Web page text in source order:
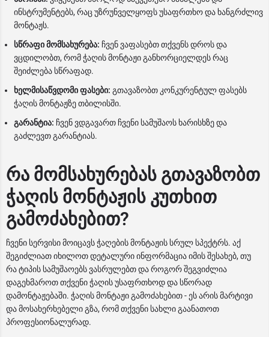
ინსტრუმენტებს, რაც უზრუნველყოფს უსაფრთხო და ხანგრძლივ
მონტაჟს.
სწრაფი მომსახურება: ჩვენ ვაფასებთ თქვენს დროს და
ვცდილობთ, რომ ჭაღის მონტაჟი განხორციელდეს რაც
შეიძლება სწრაფად.
ხელმისაწვდომი ფასები: გთავაზობთ კონკურენტულ ფასებს
ჭაღის მონტაჟზე თბილისში.
გარანტია: ჩვენ ვდგავართ ჩვენი სამუშაოს ხარისხზე და
გაძლევთ გარანტიას.
რა მომსახურებას გთავაზობთ
ჭაღის მონტაჟის კუთხით
გამოძახებით?
ჩვენი სერვისი მოიცავს ჭაღების მონტაჟის სრულ სპექტრს. აქ
შეგიძლიათ იხილოთ დეტალური ინფორმაცია იმის შესახებ, თუ
რა ტიპის სამუშაოებს ვასრულებთ და როგორ შეგვიძლია
დაგეხმაროთ თქვენი ჭაღის უსაფრთხოდ და სწორად
დამონტაჟებაში. ჭაღის მონტაჟი გამოძახებით - ეს არის მარტივი
და მოსახერხებელი გზა, რომ თქვენი სახლი გაანათოთ
პროფესიონალურად.